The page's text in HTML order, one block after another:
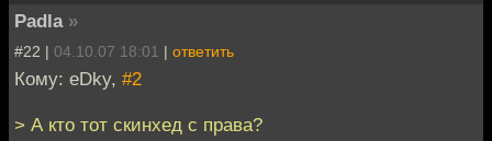
Padla »
#22 | 04.10.07 18:01 | ответить
Кому: eDky, #2
> А кто тот скинхед с права?